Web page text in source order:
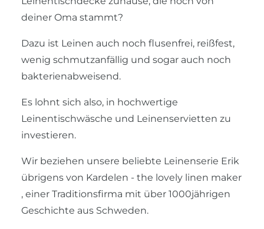
deiner Oma stammt?
Dazu ist Leinen auch noch flusenfrei, reißfest,
wenig schmutzanfällig und sogar auch noch
bakterienabweisend.
Es lohnt sich also, in hochwertige
Leinentischwäsche und Leinenservietten zu
investieren.
Wir beziehen unsere beliebte Leinenserie Erik
übrigens von Kardelen - the lovely linen maker
, einer Traditionsfirma mit über 1000jährigen
Geschichte aus Schweden.